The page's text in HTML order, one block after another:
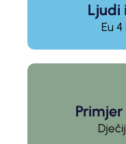
Ljudi
Eu